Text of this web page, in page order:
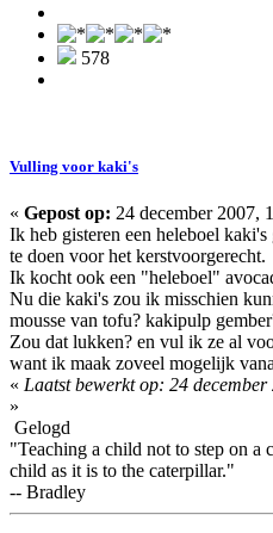
578
Vulling voor kaki's
« Gepost op: 24 december 2007,
Ik heb gisteren een heleboel
te doen voor het kerstvoorgerecht.
Ik kocht ook een "heleboel"
Nu die kaki's zou ik misschien
mousse van tofu? kakipulp
Zou dat lukken? en vul ik ze al
want ik maak zoveel mogelijk
« Laatst bewerkt op: 24
»
Gelogd
"Teaching a child not to step on a
child as it is to the caterpillar."
-- Bradley